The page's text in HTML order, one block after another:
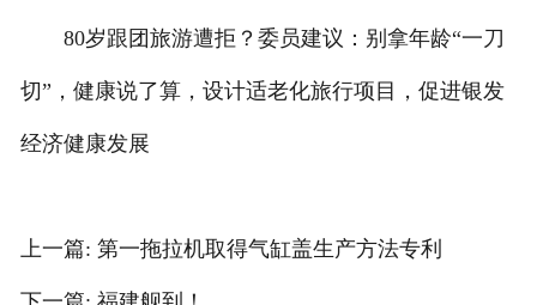
80岁跟团旅游遭拒？委员建议：别拿年龄“一刀
切”，健康说了算，设计适老化旅行项目，促进银发
经济健康发展
上一篇: 第一拖拉机取得气缸盖生产方法专利